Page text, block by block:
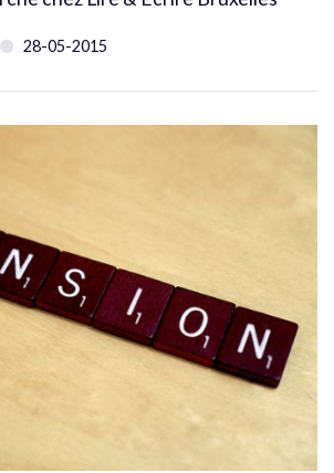
28-05-2015